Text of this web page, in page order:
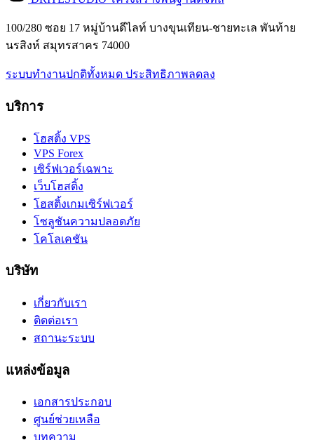
100/280 ซอย 17 หมู่บ้านดีไลท์ บางขุนเทียน-ชายทะเล พันท้าย
นรสิงห์ สมุทรสาคร 74000
ระบบทำงานปกติทั้งหมด ประสิทธิภาพลดลง
บริการ
โฮสติ้ง VPS
VPS Forex
เซิร์ฟเวอร์เฉพาะ
เว็บโฮสติ้ง
โฮสติ้งเกมเซิร์ฟเวอร์
โซลูชันความปลอดภัย
โคโลเคชัน
บริษัท
เกี่ยวกับเรา
ติดต่อเรา
สถานะระบบ
แหล่งข้อมูล
เอกสารประกอบ
ศูนย์ช่วยเหลือ
บทความ